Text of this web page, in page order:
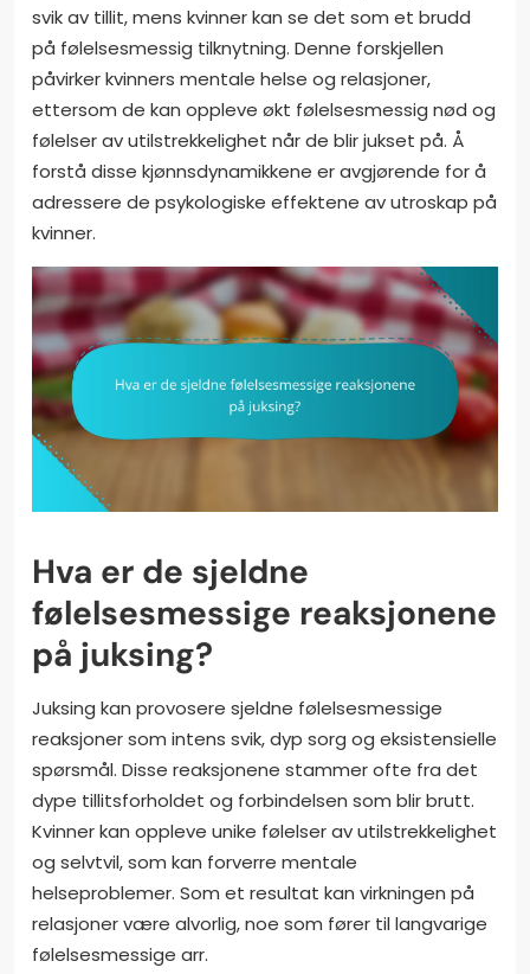
svik av tillit, mens kvinner kan se det som et brudd
på følelsesmessig tilknytning. Denne forskjellen
påvirker kvinners mentale helse og relasjoner,
ettersom de kan oppleve økt følelsesmessig nød og
følelser av utilstrekkelighet når de blir jukset på. Å
forstå disse kjønnsdynamikkene er avgjørende for å
adressere de psykologiske effektene av utroskap på
kvinner.
Hva er de sjeldne
følelsesmessige reaksjonene
på juksing?
Juksing kan provosere sjeldne følelsesmessige
reaksjoner som intens svik, dyp sorg og eksistensielle
spørsmål. Disse reaksjonene stammer ofte fra det
dype tillitsforholdet og forbindelsen som blir brutt.
Kvinner kan oppleve unike følelser av utilstrekkelighet
og selvtvil, som kan forverre mentale
helseproblemer. Som et resultat kan virkningen på
relasjoner være alvorlig, noe som fører til langvarige
følelsesmessige arr.